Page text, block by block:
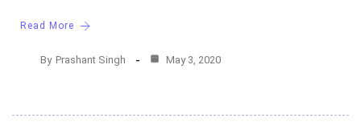
Read More
By Prashant Singh May 3, 2020